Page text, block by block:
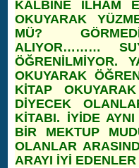
KALBİNE İLHAM
OKUYARAK
MÜ?
ALIYOR………
ÖĞRENİLMİYOR.
OKUYARAK
KİTAP
DİYECEK
KİTABI. İYİDE
BİR MEKTUP
OLANLAR
ARAYI İYİ